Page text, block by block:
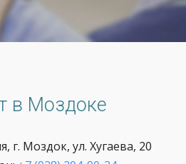
в Моздоке
г. Моздок, ул. Хугаева, 20